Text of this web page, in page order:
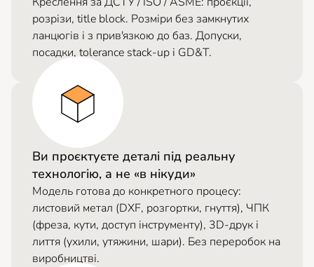
розрізи, title block. Розміри без замкнутих
ланцюгів і з прив'язкою до баз. Допуски,
посадки, tolerance stack-up і GD&T.
Ви проєктуєте деталі під реальну
технологію, а не «в нікуди»
Модель готова до конкретного процесу:
листовий метал (DXF, розгортки, гнуття), ЧПК
(фреза, кути, доступ інструменту), 3D-друк і
лиття (ухили, утяжини, шари). Без переробок на
виробництві.